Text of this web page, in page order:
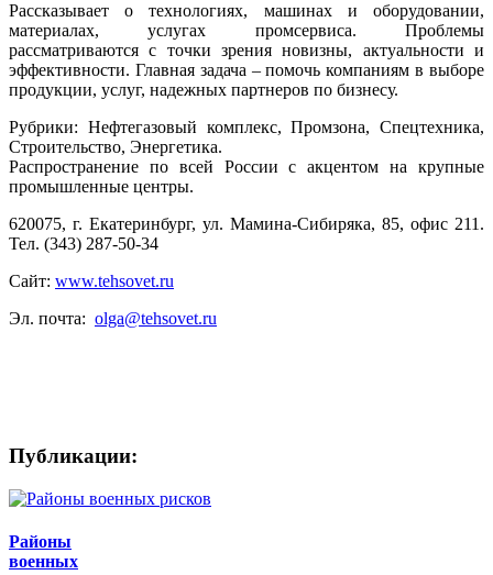
Рассказывает о технологиях, машинах и оборудовании,
материалах, услугах промсервиса. Проблемы
рассматриваются с точки зрения новизны, актуальности и
эффективности. Главная задача – помочь компаниям в выборе
продукции, услуг, надежных партнеров по бизнесу.
Рубрики: Нефтегазовый комплекс, Промзона, Спецтехника,
Строительство, Энергетика.
Распространение по всей России с акцентом на крупные
промышленные центры.
620075, г. Екатеринбург, ул. Мамина-Сибиряка, 85, офис 211.
Тел. (343) 287-50-34
Сайт: www.tehsovet.ru
Эл. почта: olga@tehsovet.ru
Публикации:
Районы
военных